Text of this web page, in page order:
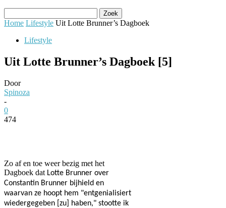
Home Lifestyle Uit Lotte Brunner’s Dagboek
Lifestyle
Uit Lotte Brunner’s Dagboek [5]
Door
Spinoza
-
0
474
Zo af en toe weer bezig met het
Dagboek dat Lotte Brunner over
Constantin Brunner bijhield en
waarvan ze hoopt hem "entgenialisiert
wiedergegeben [zu] haben," stootte ik